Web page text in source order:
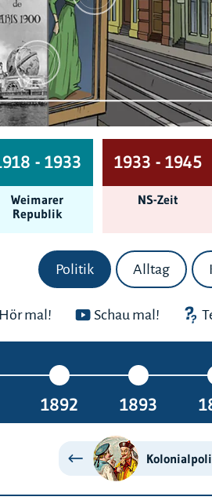
- 1933
Weimarer
Republik
1933 - 1945
NS-Zeit
Politik Alltag
Hör mal! Schau mal!
1892 1893